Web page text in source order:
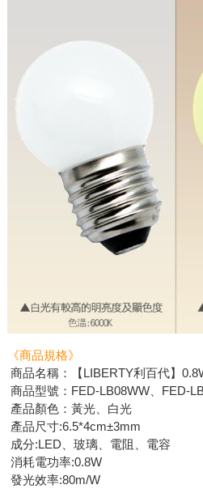
《商品規格》
商品名稱：【LIBERTY利百代】
商品型號：FED-LB08WW、FED-
產品顏色：黃光、白光
產品尺寸:6.5*4cm±3mm
成分:LED、玻璃、電阻、電容
消耗電功率:0.8W
發光效率:80m/W